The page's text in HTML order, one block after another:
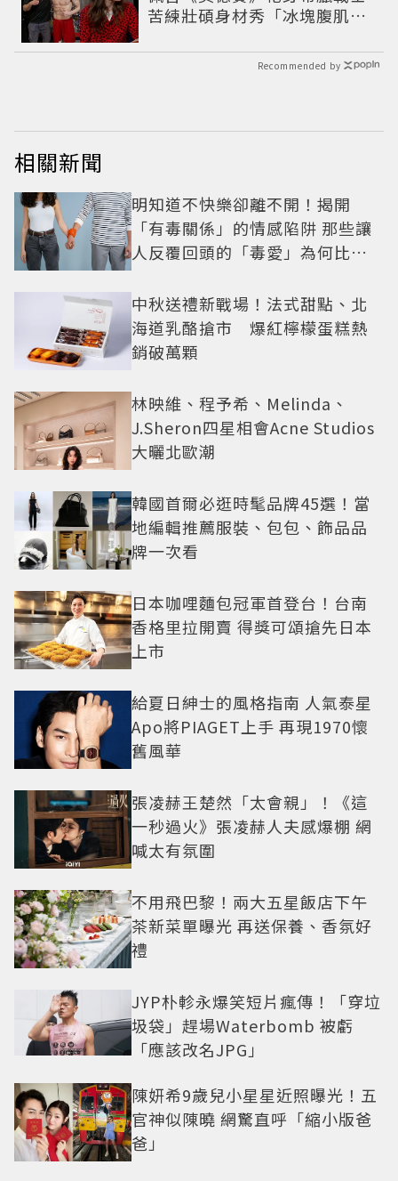
苦練壯碩身材秀「冰塊腹肌」
Recommended by
相關新聞
明知道不快樂卻離不開！揭開
「有毒關係」的情感陷阱 那些讓
人反覆回頭的「毒愛」為何比菸
中秋送禮新戰場！法式甜點、北
海道乳酪搶市 爆紅檸檬蛋糕熱
銷破萬顆
林映維、程予希、Melinda、
J.Sheron四星相會Acne Studios
大曬北歐潮
韓國首爾必逛時髦品牌45選！當
地編輯推薦服裝、包包、飾品品
牌一次看
日本咖哩麵包冠軍首登台！台南
香格里拉開賣 得獎可頌搶先日本
上市
給夏日紳士的風格指南 人氣泰星
Apo將PIAGET上手 再現1970懷
舊風華
張凌赫王楚然「太會親」！《這
一秒過火》張凌赫人夫感爆棚 網
喊太有氛圍
不用飛巴黎！兩大五星飯店下午
茶新菜單曝光 再送保養、香氛好
禮
JYP朴軫永爆笑短片瘋傳！「穿垃
圾袋」趕場Waterbomb 被虧
「應該改名JPG」
陳妍希9歲兒小星星近照曝光！五
官神似陳曉 網驚直呼「縮小版爸
爸」